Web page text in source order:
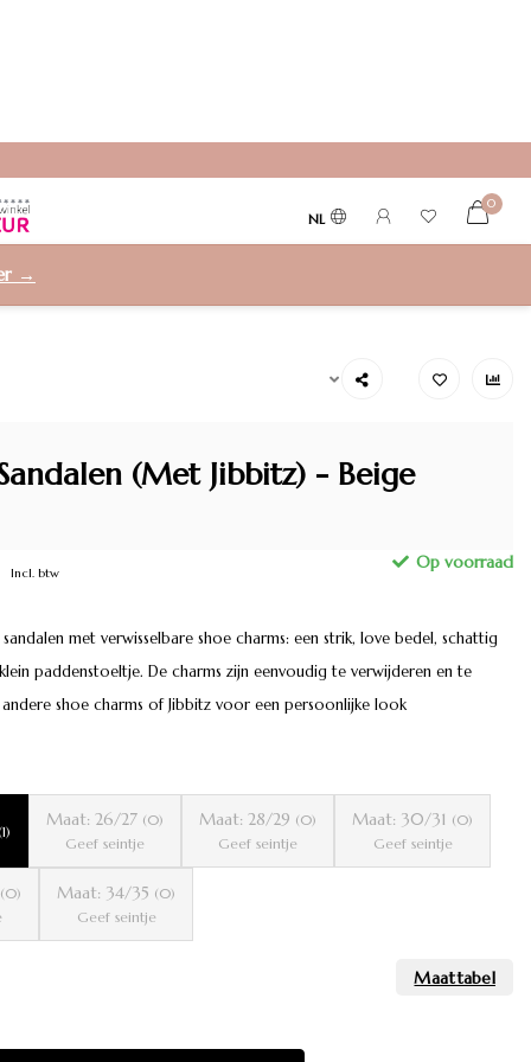
NL
0
→
(Met Jibbitz) - Beige
Incl. btw
met verwisselbare shoe charms: een strik, love bedel, schattig
paddenstoeltje. De charms zijn eenvoudig te verwijderen en te
shoe charms of Jibbitz voor een persoonlijke look
Maat: 26/27 (0)
Geef seintje
Maat: 28/29 (0)
Geef seintje
Maat: 30/31 (0)
Geef seintje
(0)
Maat: 34/35 (0)
Geef seintje